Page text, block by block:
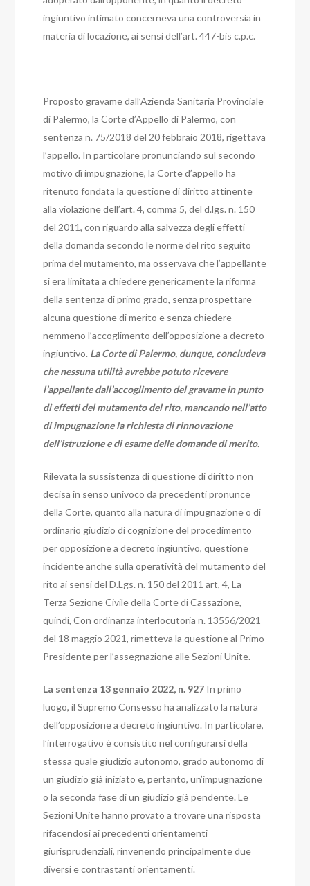
ingiuntivo intimato concerneva una controversia in
materia di locazione, ai sensi dell’art. 447-bis c.p.c.
Proposto gravame dall’Azienda Sanitaria Provinciale
di Palermo, la Corte d’Appello di Palermo, con
sentenza n. 75/2018 del 20 febbraio 2018, rigettava
l’appello. In particolare pronunciando sul secondo
motivo dì impugnazione, la Corte d’appello ha
ritenuto fondata la questione di diritto attinente
alla violazione dell’art. 4, comma 5, del d.lgs. n. 150
del 2011, con riguardo alla salvezza degli effetti
della domanda secondo le norme del rito seguito
prima del mutamento, ma osservava che l’appellante
si era limitata a chiedere genericamente la riforma
della sentenza di primo grado, senza prospettare
alcuna questione di merito e senza chiedere
nemmeno l’accoglimento dell’opposizione a decreto
ingiuntivo. La Corte di Palermo, dunque, concludeva
che nessuna utilità avrebbe potuto ricevere
l’appellante dall’accoglimento del gravame in punto
di effetti del mutamento del rito, mancando nell’atto
di impugnazione la richiesta di rinnovazione
dell’istruzione e di esame delle domande di merito.
Rilevata la sussistenza di questione di diritto non
decisa in senso univoco da precedenti pronunce
della Corte, quanto alla natura di impugnazione o di
ordinario giudizio di cognizione del procedimento
per opposizione a decreto ingiuntivo, questione
incidente anche sulla operatività del mutamento del
rito ai sensi del D.Lgs. n. 150 del 2011 art, 4, La
Terza Sezione Civile della Corte di Cassazione,
quindi, Con ordinanza interlocutoria n. 13556/2021
del 18 maggio 2021, rimetteva la questione al Primo
Presidente per l’assegnazione alle Sezioni Unite.
La sentenza 13 gennaio 2022, n. 927 In primo
luogo, il Supremo Consesso ha analizzato la natura
dell’opposizione a decreto ingiuntivo. In particolare,
l’interrogativo è consistito nel configurarsi della
stessa quale giudizio autonomo, grado autonomo di
un giudizio già iniziato e, pertanto, un’impugnazione
o la seconda fase di un giudizio già pendente.Le
Sezioni Unite hanno provato a trovare una risposta
rifacendosi ai precedenti orientamenti
giurisprudenziali, rinvenendo principalmente due
diversi e contrastanti orientamenti.